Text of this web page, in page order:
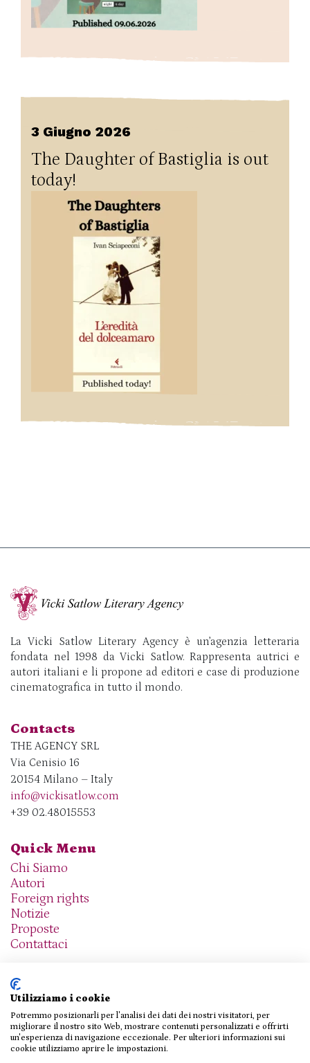
3 Giugno 2026
The Daughter of Bastiglia is out
today!
La Vicki Satlow Literary Agency è un’agenzia letteraria
fondata nel 1998 da Vicki Satlow. Rappresenta autrici e
autori italiani e li propone ad editori e case di produzione
cinematografica in tutto il mondo.
Contacts
THE AGENCY SRL
Via Cenisio 16
20154 Milano – Italy
info@vickisatlow.com
+39 02.48015553
Quick Menu
Chi Siamo
Autori
Foreign rights
Notizie
Proposte
Contattaci
We are social
Utilizziamo i cookie
Potremmo posizionarli per l'analisi dei dati dei nostri visitatori, per
migliorare il nostro sito Web, mostrare contenuti personalizzati e offrirti
un'esperienza di navigazione eccezionale. Per ulteriori informazioni sui
cookie utilizziamo aprire le impostazioni.